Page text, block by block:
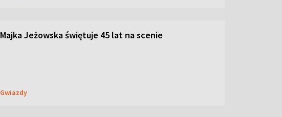
Majka Jeżowska świętuje 45 lat na scenie
Gwiazdy